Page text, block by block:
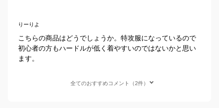
りーりよ
こちらの商品はどうでしょうか。特攻服になっているので
初心者の方もハードルが低く着やすいのではないかと思い
ます。
全てのおすすめコメント（2件）